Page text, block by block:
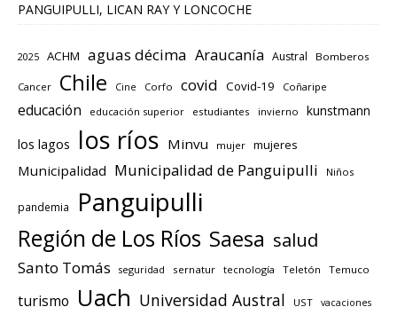
PANGUIPULLI, LICAN RAY Y LONCOCHE
2025 ACHM aguas décima Araucanía Austral Bomberos
Cancer Chile Cine Corfo covid Covid-19 Coñaripe
educación educación superior estudiantes invierno kunstmann
los lagos los ríos Minvu mujer mujeres
Municipalidad Municipalidad de Panguipulli Niños
pandemia Panguipulli
Región de Los Ríos Saesa salud
Santo Tomás seguridad sernatur tecnología Teletón Temuco
turismo Uach Universidad Austral UST vacaciones